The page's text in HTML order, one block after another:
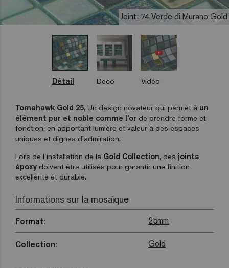
Joint: 74 Verde di Murano Gold
Détail Deco Vidéo
Tomahawk Gold 25, Un design novateur qui permet à un
élément pur et noble comme l’or de prendre forme et
fonction, en apportant lumière et valeur à des espaces
uniques et dignes d’admiration.
Lors de l´installation de la Gold Collection, des joints
époxy doivent être utilisés pour garantir une finition
excellente et durable.
Informations sur la mosaïque
Format: 25mm
Collection: Gold